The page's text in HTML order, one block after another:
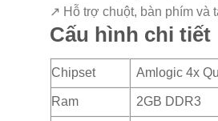
↗ Hỗ trợ chuột, bàn phím và
Cấu hình chi tiết
Chipset Amlogic 4x
Ram 2GB DDR3